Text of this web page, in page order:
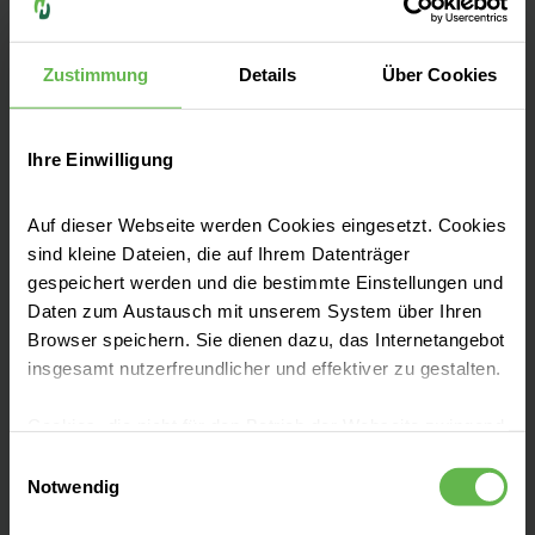
Zustimmung Details Über Cookies
Ihre Einwilligung
Auf dieser Webseite werden Cookies eingesetzt. Cookies
sind kleine Dateien, die auf Ihrem Datenträger
gespeichert werden und die bestimmte Einstellungen und
Daten zum Austausch mit unserem System über Ihren
Browser speichern. Sie dienen dazu, das Internetangebot
insgesamt nutzerfreundlicher und effektiver zu gestalten.
eingesetzt werden.
Notwendig
Anfahrt & Parken
Besucherinformationen